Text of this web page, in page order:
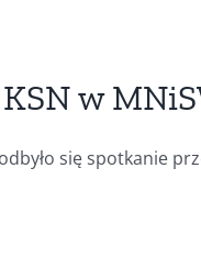
w
się spotkanie